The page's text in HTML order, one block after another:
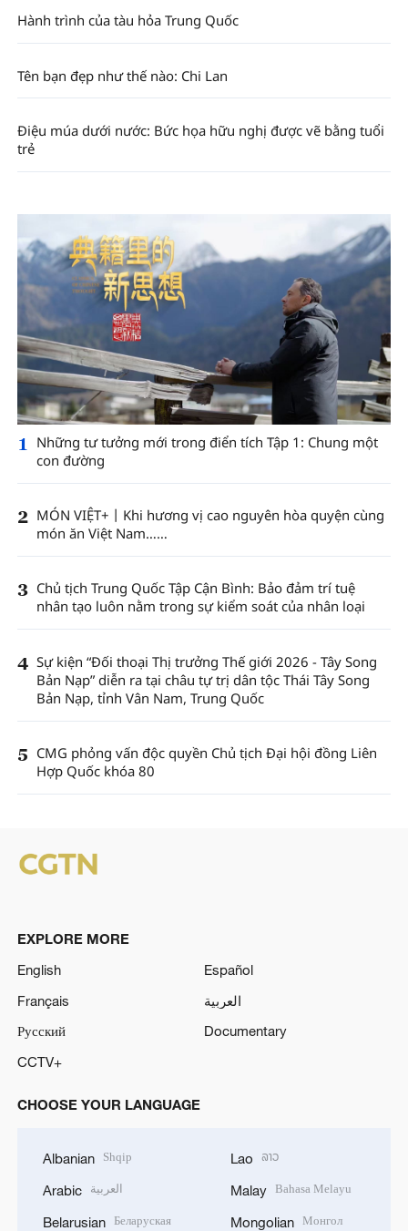
Hành trình của tàu hỏa Trung Quốc
Tên bạn đẹp như thế nào: Chi Lan
Điệu múa dưới nước: Bức họa hữu nghị được vẽ bằng tuổi
trẻ
1
Những tư tưởng mới trong điển tích Tập 1: Chung một
con đường
2 MÓN VIỆT+丨Khi hương vị cao nguyên hòa quyện cùng
món ăn Việt Nam……
3 Chủ tịch Trung Quốc Tập Cận Bình: Bảo đảm trí tuệ
nhân tạo luôn nằm trong sự kiểm soát của nhân loại
4 Sự kiện “Đối thoại Thị trưởng Thế giới 2026 - Tây Song
Bản Nạp” diễn ra tại châu tự trị dân tộc Thái Tây Song
Bản Nạp, tỉnh Vân Nam, Trung Quốc
5 CMG phỏng vấn độc quyền Chủ tịch Đại hội đồng Liên
Hợp Quốc khóa 80
EXPLORE MORE
English
Español
Français
العربية
Русский
Documentary
CCTV+
CHOOSE YOUR LANGUAGE
Albanian Shqip
Arabic العربية
Belarusian Беларуская
Lao ລາວ
Malay Bahasa Melayu
Mongolian Монгол